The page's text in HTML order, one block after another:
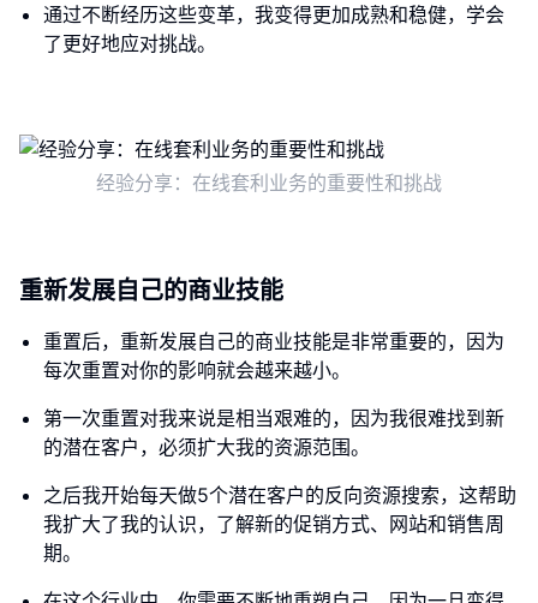
通过不断经历这些变革，我变得更加成熟和稳健，学会
了更好地应对挑战。
经验分享：在线套利业务的重要性和挑战
重新发展自己的商业技能
重置后，重新发展自己的商业技能是非常重要的，因为
每次重置对你的影响就会越来越小。
第一次重置对我来说是相当艰难的，因为我很难找到新
的潜在客户，必须扩大我的资源范围。
之后我开始每天做5个潜在客户的反向资源搜索，这帮助
我扩大了我的认识，了解新的促销方式、网站和销售周
期。